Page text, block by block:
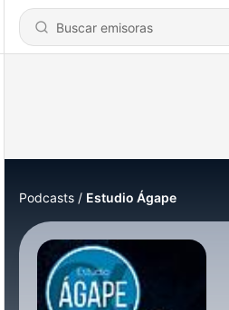
Podcasts Estudio Ágape